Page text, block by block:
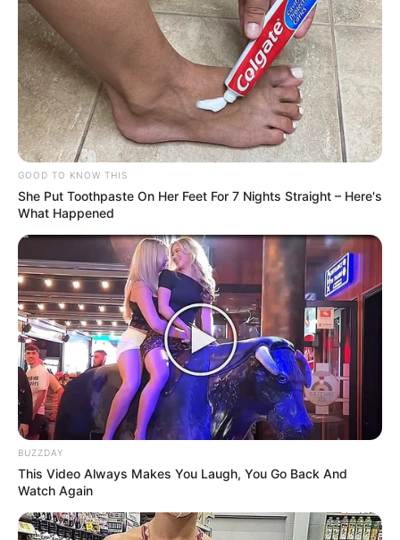
GOOD TO KNOW THIS
She Put Toothpaste On Her Feet For 7 Nights Straight – Here's
What Happened
BUZZDAY
This Video Always Makes You Laugh, You Go Back And
Watch Again